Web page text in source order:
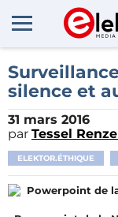
silence et
31 mars 2016
par Tessel
ELEKTOR.ÉTHIQUE